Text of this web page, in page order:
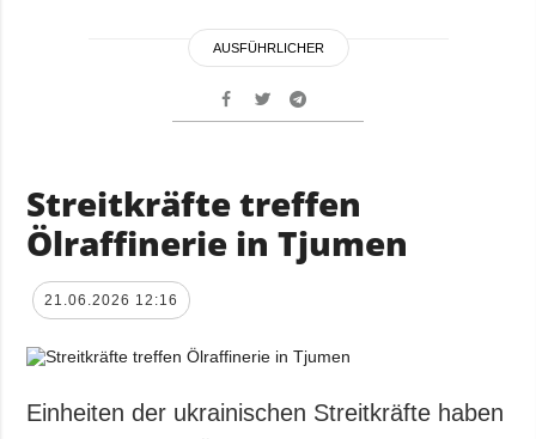
AUSFÜHRLICHER
Streitkräfte treffen
Ölraffinerie in Tjumen
21.06.2026 12:16
Einheiten der ukrainischen Streitkräfte haben